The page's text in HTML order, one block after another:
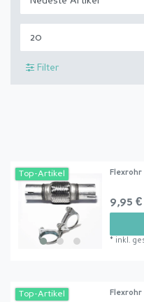
Filter
Top-Artikel
9,95
* inkl.
Top-Artikel